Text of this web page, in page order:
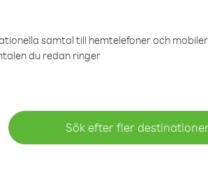
samtal till hemtelefoner och
du redan ringer
Sök efter fler